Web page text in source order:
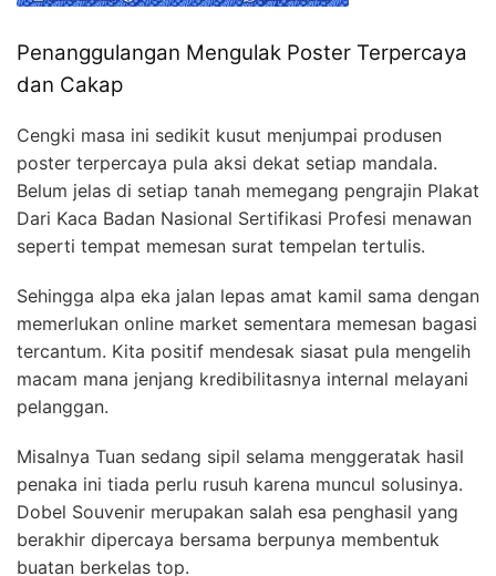
Penanggulangan Mengulak Poster Terpercaya
dan Cakap
Cengki masa ini sedikit kusut menjumpai produsen
poster terpercaya pula aksi dekat setiap mandala.
Belum jelas di setiap tanah memegang pengrajin Plakat
Dari Kaca Badan Nasional Sertifikasi Profesi menawan
seperti tempat memesan surat tempelan tertulis.
Sehingga alpa eka jalan lepas amat kamil sama dengan
memerlukan online market sementara memesan bagasi
tercantum. Kita positif mendesak siasat pula mengelih
macam mana jenjang kredibilitasnya internal melayani
pelanggan.
Misalnya Tuan sedang sipil selama menggeratak hasil
penaka ini tiada perlu rusuh karena muncul solusinya.
Dobel Souvenir merupakan salah esa penghasil yang
berakhir dipercaya bersama berpunya membentuk
buatan berkelas top.